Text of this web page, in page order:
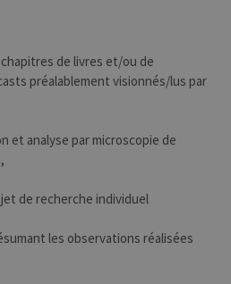
de livres et/ou de
préalablement visionnés/lus par
et analyse par microscopie de
de recherche individuel
les observations réalisées